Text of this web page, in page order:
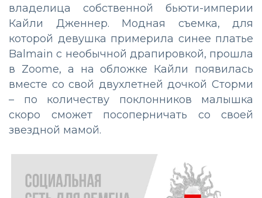
владелица собственной бьюти-империи
Кайли Дженнер. Модная съемка, для
которой девушка примерила синее платье
Balmain с необычной драпировкой, прошла
в Zoomе, а на обложке Кайли появилась
вместе со свой двухлетней дочкой Сторми
– по количеству поклонников малышка
скоро сможет посоперничать со своей
звездной мамой.